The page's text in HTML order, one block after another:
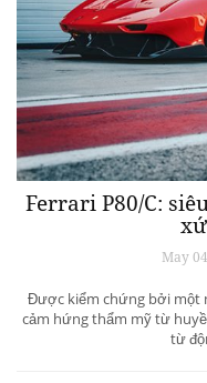
Ferrari P80/C:
May
Được kiểm chứng bởi một
cảm hứng thẩm mỹ từ
từ